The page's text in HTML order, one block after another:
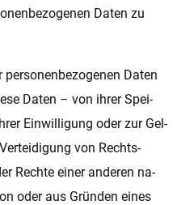
Daten zu
per­so­nen­be­zo­ge­nen Daten
Daten – von ihrer Spei­
Ein­wil­li­gung oder zur Gel­
von Rechts­
Rech­te einer an­de­ren na­
oder aus Grün­den eines